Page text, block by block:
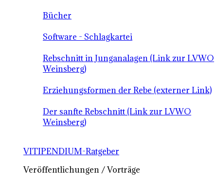
Bücher
Software - Schlagkartei
Rebschnitt in Junganalagen (Link zur LVWO
Weinsberg)
Erziehungsformen der Rebe (externer Link)
Der sanfte Rebschnitt (Link zur LVWO
Weinsberg)
VITIPENDIUM-Ratgeber
Veröffentlichungen / Vorträge